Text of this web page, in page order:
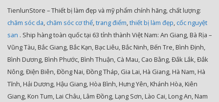
TienlunStore – Thiết bị làm đẹp và mỹ phẩm chính hãng, chất lượng:
chăm sóc da, chăm sóc cơ thể,trang điểm,thiết bị làm đẹp, cốc nguyệt
san . Ship hàng toàn quốc tại 63 tỉnh thành Việt Nam: An Giang, Bà Rịa –
Vũng Tàu, Bắc Giang, Bắc Kạn, Bạc Liêu, Bắc Ninh, Bến Tre, Bình Định,
Bình Dương, Bình Phước, Bình Thuận, Cà Mau, Cao Bằng, Đắk Lắk, Đắk
Nông, Điện Biên, Đồng Nai, Đồng Tháp, Gia Lai, Hà Giang, Hà Nam, Hà
Tĩnh, Hải Dương, Hậu Giang, Hòa Bình, Hưng Yên, Khánh Hòa, Kiên
Giang, Kon Tum, Lai Châu, Lâm Đồng, Lạng Sơn, Lào Cai, Long An, Nam